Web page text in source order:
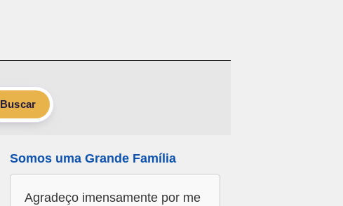
Buscar
Somos uma Grande Família
Agradeço imensamente por me